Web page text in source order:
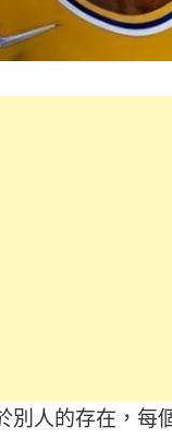
別人的存在，每